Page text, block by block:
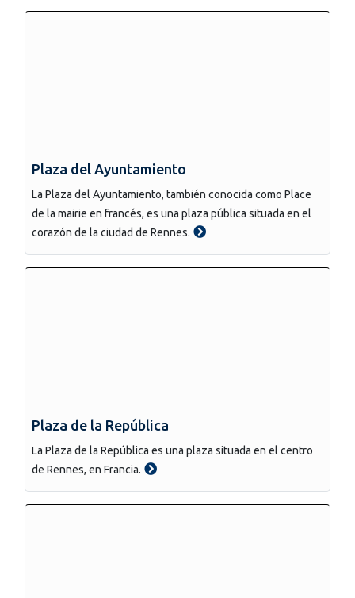
Plaza del Ayuntamiento
La Plaza del Ayuntamiento, también conocida como Place
de la mairie en francés, es una plaza pública situada en el
corazón de la ciudad de Rennes.
Plaza de la República
La Plaza de la República es una plaza situada en el centro
de Rennes, en Francia.